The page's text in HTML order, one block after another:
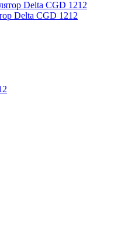
Delta CGD 1212